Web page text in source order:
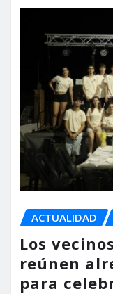
ACTUALIDAD
Los
reúnen
para